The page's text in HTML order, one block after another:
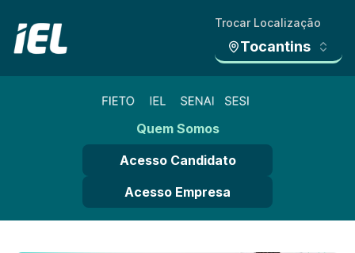
Trocar Localização
Tocantins
Quem Somos
Acesso Candidato
Acesso Empresa